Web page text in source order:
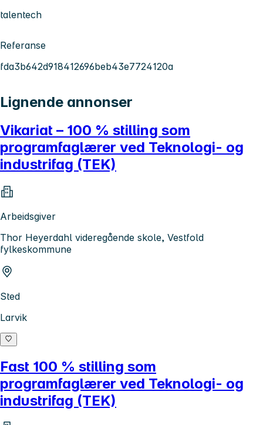
talentech
Referanse
fda3b642d918412696beb43e7724120a
Lignende annonser
Vikariat – 100 % stilling som
programfaglærer ved Teknologi- og
industrifag (TEK)
Arbeidsgiver
Thor Heyerdahl videregående skole, Vestfold
fylkeskommune
Sted
Larvik
Fast 100 % stilling som
programfaglærer ved Teknologi- og
industrifag (TEK)